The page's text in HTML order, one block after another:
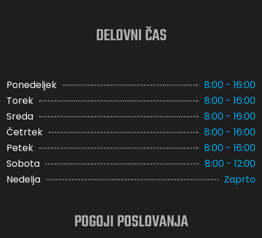
DELOVNI ČAS
Ponedeljek
8:00 - 16:00
Torek
8:00 - 16:00
Sreda
8:00 - 16:00
Četrtek
8:00 - 16:00
Petek
8:00 - 16:00
Sobota
8:00 - 12:00
Nedelja
Zaprto
POGOJI POSLOVANJA